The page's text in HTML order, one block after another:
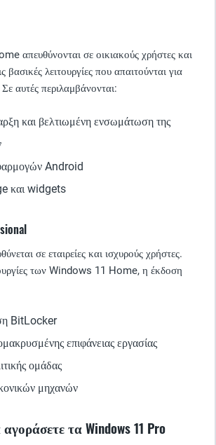
απευθύνονται σε οικιακούς χρήστες και
βασικές λειτουργίες που απαιτούνται για
αυτές περιλαμβάνονται:
και βελτιωμένη ενσωμάτωση της
Android
και widgets
σε εταιρείες και ισχυρούς χρήστες.
των Windows 11 Home, η έκδοση
BitLocker
επιφάνειας εργασίας
ομάδας
μηχανών
αγοράσετε τα Windows 11 Pro